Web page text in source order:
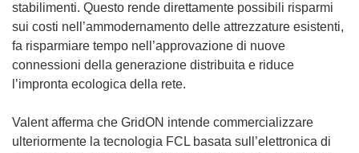
stabilimenti. Questo rende direttamente possibili risparmi
sui costi nell’ammodernamento delle attrezzature esistenti,
fa risparmiare tempo nell’approvazione di nuove
connessioni della generazione distribuita e riduce
l’impronta ecologica della rete.
Valent afferma che GridON intende commercializzare
ulteriormente la tecnologia FCL basata sull’elettronica di